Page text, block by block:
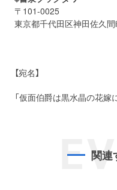
〒101-0025
東京都千代田区神田佐久
【宛名】
「仮面伯爵は黒水晶の花
関連